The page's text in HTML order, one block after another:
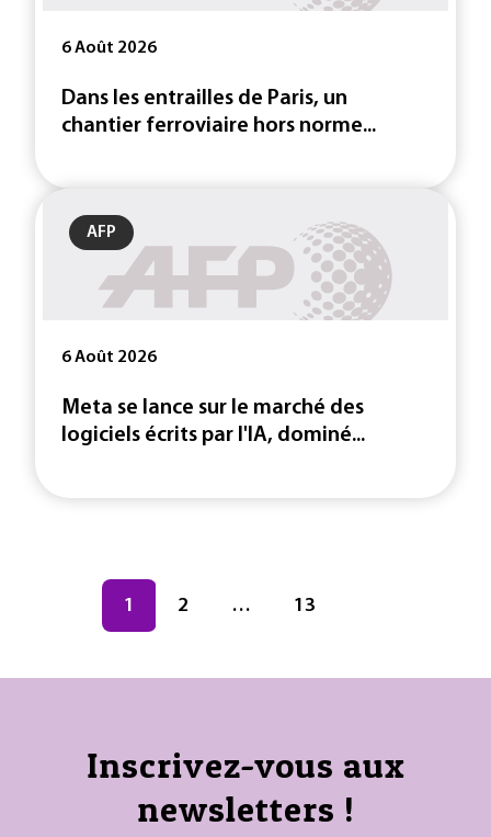
6 Août 2026
Dans les entrailles de Paris, un
chantier ferroviaire hors norme...
AFP
6 Août 2026
Meta se lance sur le marché des
logiciels écrits par l'IA, dominé...
Navigation des articles
Page
1 Page
2 … Page
13
Inscrivez-vous aux
newsletters !